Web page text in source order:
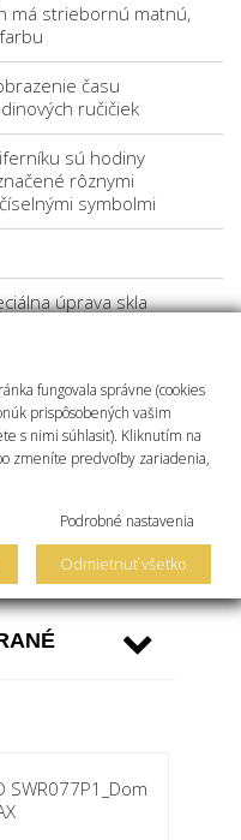
má striebornú matnú,
času
ručičiek
sú hodiny
rôznymi
symbolmi
úprava skla
atm - hodinky sú
a povrchové
fyzicky nenáročné
sa skákanie
s tlačidlami a s
fungovala správne (cookies
prispôsobených vašim
s nimi súhlasiť). Kliknutím na
zmeníte predvoľby zariadenia,
Podrobné nastavenia
Odmietnuť všetko